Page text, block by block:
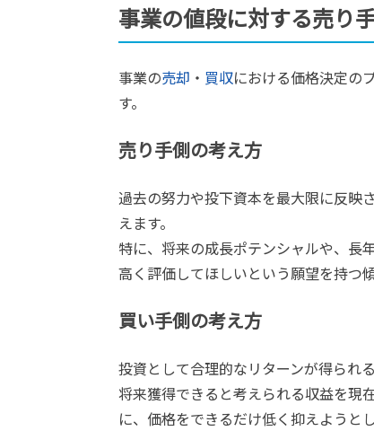
事業の値段に対する売り
事業の売却 ・ 買収における価格決定の
す。
売り手側の考え方
過去の努力や投下資本を最大限に反映
えます。
特に、将来の成長ポテンシャルや、長
高く評価してほしいという願望を持つ
買い手側の考え方
投資として合理的なリターンが得られ
将来獲得できると考えられる収益を現
に、価格をできるだけ低く抑えようとし